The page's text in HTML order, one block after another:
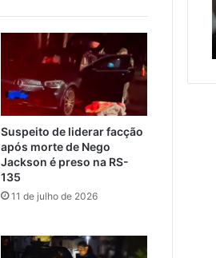
Suspeito de liderar facção
após morte de Nego
Jackson é preso na RS-
135
11 de julho de 2026
serviços
de
Muçum é liberada após
serviços de manutenção